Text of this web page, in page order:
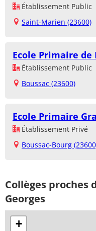
Établissement Public
Saint-Marien (23600)
Ecole Primaire de
Établissement Public
Boussac (23600)
Ecole Primaire
Établissement Privé
Boussac-Bourg
Collèges proches
Georges
+